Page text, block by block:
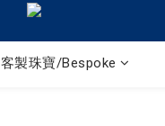
客製珠寶/Bespoke